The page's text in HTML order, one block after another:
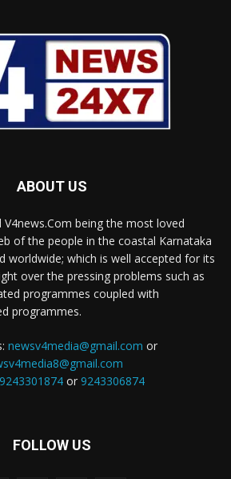
ABOUT US
V4news.Com being the most loved
of the people in the coastal Karnataka
worldwide; which is well accepted for its
over the pressing problems such as
programmes coupled with
programmes.
newsv4media@gmail.com or
9243301874or 9243306874
FOLLOW US